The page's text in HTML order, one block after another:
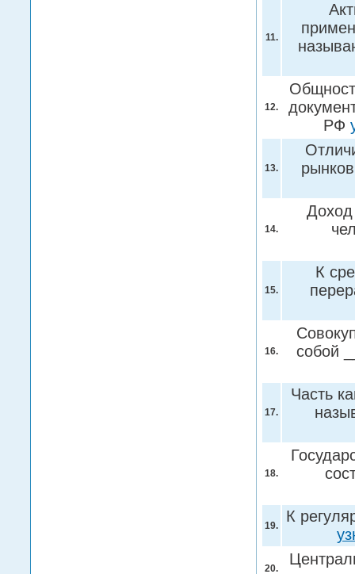
11.
12.
РФ
13.
14.
Доход
15.
К
16.
собой
17.
Часть
18.
19.
К
20.